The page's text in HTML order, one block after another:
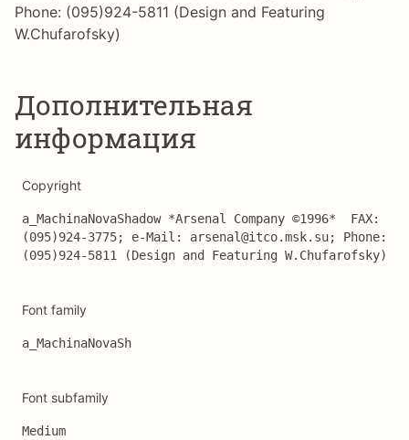
Phone: (095)924-5811 (Design and Featuring
W.Chufarofsky)
Дополнительная
информация
Copyright
a_MachinaNovaShadow *Arsenal Company ©1996*  FAX:
(095)924-3775; e-Mail: arsenal@itco.msk.su; Phone:
(095)924-5811 (Design and Featuring W.Chufarofsky)
Font family
a_MachinaNovaSh
Font subfamily
Medium